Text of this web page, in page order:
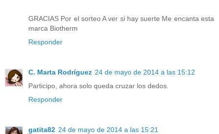
GRACIAS Por el sorteo A ver si hay suerte Me encanta esta
marca Biotherm
Responder
C. Marta Rodríguez 24 de mayo de 2014 a las 15:12
Participo, ahora solo queda cruzar los dedos.
Responder
gatita82 24 de mayo de 2014 a las 15:21